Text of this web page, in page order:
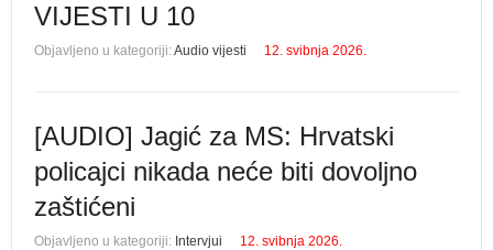
VIJESTI U 10
Objavljeno u kategoriji:Audio vijesti 12. svibnja 2026.
[AUDIO] Jagić za MS: Hrvatski
policajci nikada neće biti dovoljno
zaštićeni
Objavljeno u kategoriji: Intervjui 12. svibnja 2026.